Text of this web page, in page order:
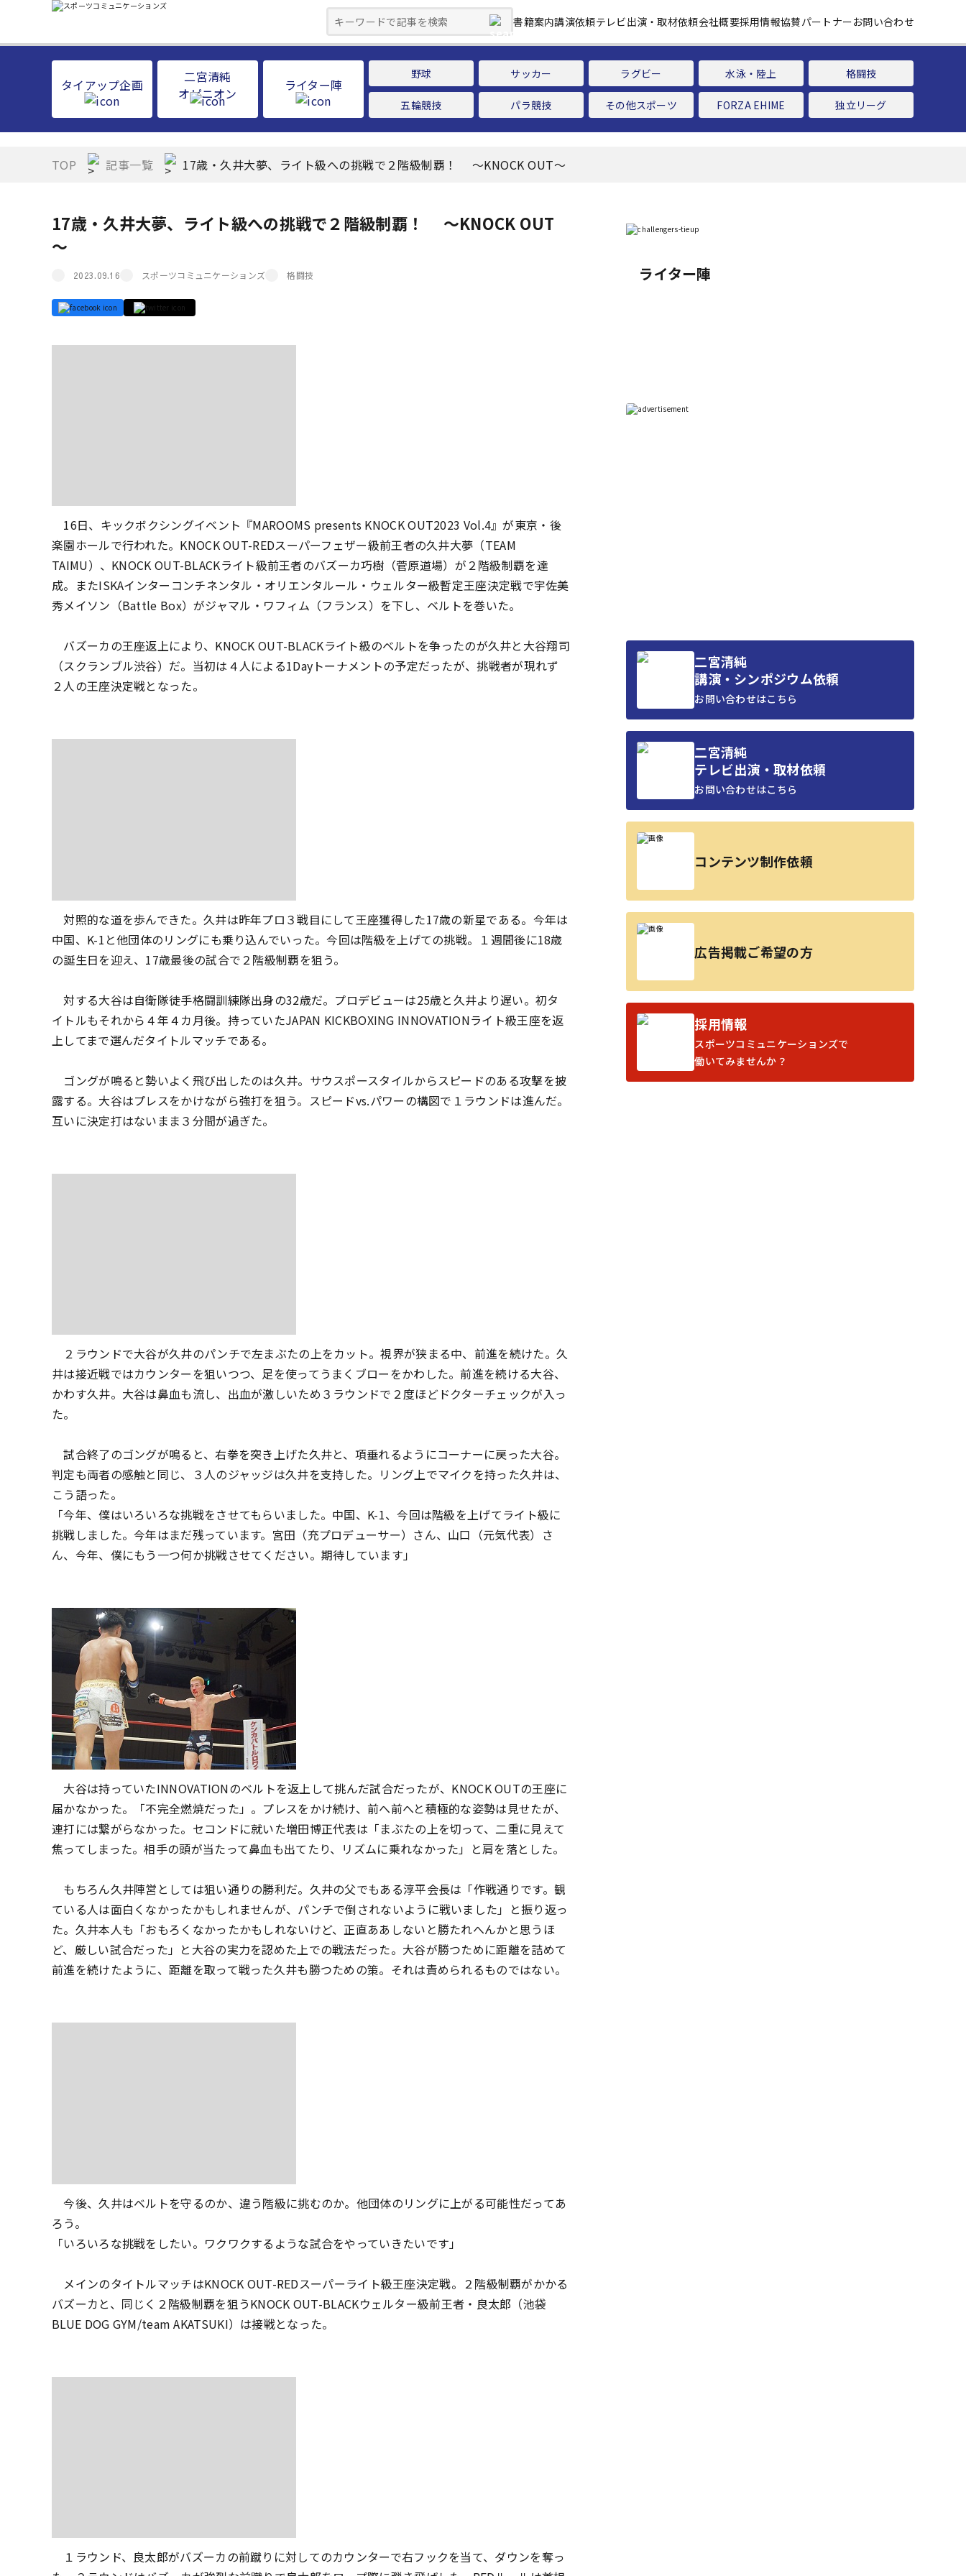
書籍案内講演依頼テレビ出演・取材依頼会社概要採用情報協賛パートナーお問い合わせ
タイアップ企画
二宮清純
オピニオン
ライター陣
野球 サッカー ラグビー 水泳・陸上 格闘技
五輪競技 パラ競技 その他スポーツ FORZA EHIME 独立リーグ
TOP 記事一覧 17歳・久井大夢、ライト級への挑戦で２階級制覇！ ～KNOCK OUT～
17歳・久井大夢、ライト級への挑戦で２階級制覇！ ～KNOCK OUT
～
2023.09.16 スポーツコミュニケーションズ 格闘技
16日、キックボクシングイベント『MAROOMS presents KNOCK OUT2023 Vol.4』が東京・後
楽園ホールで行われた。 KNOCK OUT-REDスーパーフェザー級前王者の久井大夢（TEAM
TAIMU）、KNOCK OUT-BLACKライト級前王者のバズーカ巧樹（菅原道場）が２階級制覇を達
成。またISKAインターコンチネンタル・オリエンタルール・ウェルター級暫定王座決定戦で宇佐美
秀メイソン（Battle Box）がジャマル・ワフィム（フランス）を下し、ベルトを巻いた。
バズーカの王座返上により、KNOCK OUT-BLACKライト級のベルトを争ったのが久井と大谷翔司
（スクランブル渋谷）だ。当初は４人による1Dayトーナメントの予定だったが、挑戦者が現れず
２人の王座決定戦となった。
対照的な道を歩んできた。久井は昨年プロ３戦目にして王座獲得した17歳の新星である。今年は
中国、K-1と他団体のリングにも乗り込んでいった。今回は階級を上げての挑戦。１週間後に18歳
の誕生日を迎え、17歳最後の試合で２階級制覇を狙う。
対する大谷は自衛隊徒手格闘訓練隊出身の32歳だ。プロデビューは25歳と久井より遅い。初タ
イトルもそれから４年４カ月後。持っていたJAPAN KICKBOXING INNOVATIONライト級王座を返
上してまで選んだタイトルマッチである。
ゴングが鳴ると勢いよく飛び出したのは久井。サウスポースタイルからスピードのある攻撃を披
露する。大谷はプレスをかけながら強打を狙う。スピードvs.パワーの構図で１ラウンドは進んだ。
互いに決定打はないまま３分間が過ぎた。
２ラウンドで大谷が久井のパンチで左まぶたの上をカット。視界が狭まる中、前進を続けた。久
井は接近戦ではカウンターを狙いつつ、足を使ってうまくブローをかわした。前進を続ける大谷、
かわす久井。大谷は鼻血も流し、出血が激しいため３ラウンドで２度ほどドクターチェックが入っ
た。
試合終了のゴングが鳴ると、右拳を突き上げた久井と、項垂れるようにコーナーに戻った大谷。
判定も両者の感触と同じ、３人のジャッジは久井を支持した。リング上でマイクを持った久井は、
こう語った。
「今年、僕はいろいろな挑戦をさせてもらいました。中国、K-1、今回は階級を上げてライト級に
挑戦しました。今年はまだ残っています。宮田（充プロデューサー）さん、山口（元気代表）さ
ん、今年、僕にもう一つ何か挑戦させてください。期待しています」
大谷は持っていたINNOVATIONのベルトを返上して挑んだ試合だったが、KNOCK OUTの王座に
届かなかった。「不完全燃焼だった」。プレスをかけ続け、前へ前へと積極的な姿勢は見せたが、
連打には繋がらなかった。セコンドに就いた増田博正代表は「まぶたの上を切って、二重に見えて
焦ってしまった。相手の頭が当たって鼻血も出てたり、リズムに乗れなかった」と肩を落とした。
もちろん久井陣営としては狙い通りの勝利だ。久井の父でもある淳平会長は「作戦通りです。観
ている人は面白くなかったかもしれませんが、パンチで倒されないように戦いました」と振り返っ
た。久井本人も「おもろくなかったかもしれないけど、正直ああしないと勝たれへんかと思うほ
ど、厳しい試合だった」と大谷の実力を認めた上での戦法だった。大谷が勝つために距離を詰めて
前進を続けたように、距離を取って戦った久井も勝つための策。それは責められるものではない。
今後、久井はベルトを守るのか、違う階級に挑むのか。他団体のリングに上がる可能性だってあ
ろう。
「いろいろな挑戦をしたい。ワクワクするような試合をやっていきたいです」
メインのタイトルマッチはKNOCK OUT-REDスーパーライト級王座決定戦。２階級制覇がかかる
バズーカと、同じく２階級制覇を狙うKNOCK OUT-BLACKウェルター級前王者・良太郎（池袋
BLUE DOG GYM/team AKATSUKI）は接戦となった。
１ラウンド、良太郎がバズーカの前蹴りに対してのカウンターで右フックを当て、ダウンを奪っ
ライター陣
二宮清純
講演・シンポジウム依頼
お問い合わせはこちら
二宮清純
テレビ出演・取材依頼
お問い合わせはこちら
コンテンツ制作依頼
広告掲載ご希望の方
採用情報
スポーツコミュニケーションズで
働いてみませんか？